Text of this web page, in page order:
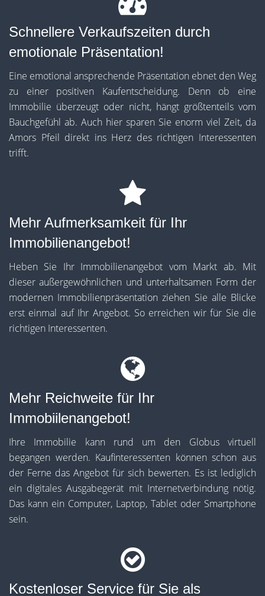
Schnellere Verkaufszeiten durch
emotionale Präsentation!
Eine emotional ansprechende Präsentation ebnet den Weg
zu einer positiven Kaufentscheidung. Denn ob eine
Immobilie überzeugt oder nicht, hängt größtenteils vom
Bauchgefühl ab. Auch hier sparen Sie enorm viel Zeit, da
Amors Pfeil direkt ins Herz des richtigen Interessenten
trifft.
Mehr Aufmerksamkeit für Ihr
Immobilienangebot!
Heben Sie Ihr Immobilienangebot vom Markt ab. Mit
dieser außergewöhnlichen und unterhaltsamen Form der
modernen Immobilienpräsentation ziehen Sie alle Blicke
erst einmal auf Ihr Angebot. So erreichen wir für Sie die
richtigen Interessenten.
Mehr Reichweite für Ihr
Immobiilenangebot!
Ihre Immobilie kann rund um den Globus virtuell
begangen werden. Kaufinteressenten können schon aus
der Ferne das Angebot für sich bewerten. Es ist lediglich
ein digitales Ausgabegerät mit Internetverbindung nötig.
Das kann ein Computer, Laptop, Tablet oder Smartphone
sein.
Kostenloser Service für Sie als